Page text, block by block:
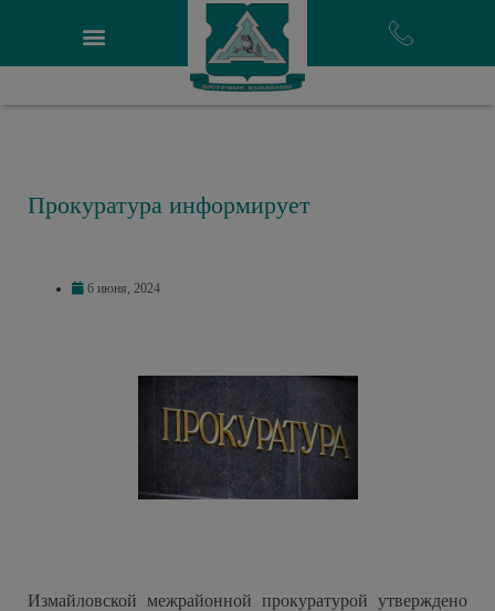
Прокуратура информирует
6 июня, 2024
Измайловской межрайонной прокуратурой утверждено